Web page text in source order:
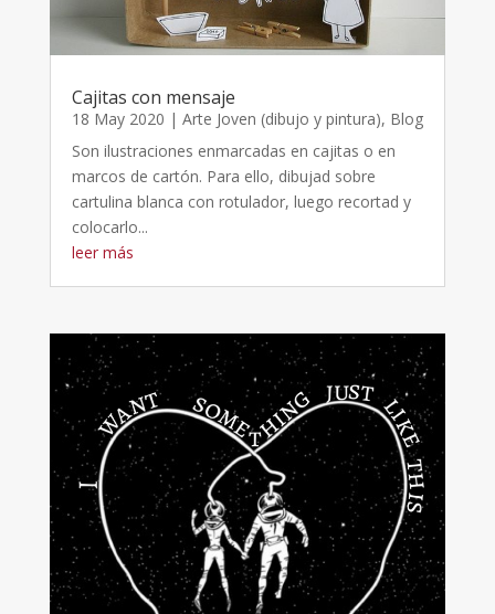
Cajitas con mensaje
18 May 2020 | Arte Joven (dibujo y pintura), Blog
Son ilustraciones enmarcadas en cajitas o en
marcos de cartón. Para ello, dibujad sobre
cartulina blanca con rotulador, luego recortad y
colocarlo...
leer más